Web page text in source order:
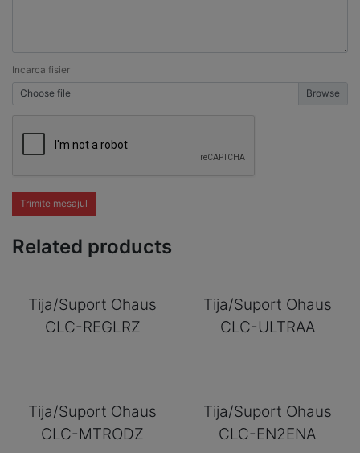
Incarca fisier
Choose file
Trimite mesajul
Related products
Tija/Suport Ohaus
CLC-REGLRZ
Tija/Suport Ohaus
CLC-ULTRAA
Tija/Suport Ohaus
CLC-MTRODZ
Tija/Suport Ohaus
CLC-EN2ENA